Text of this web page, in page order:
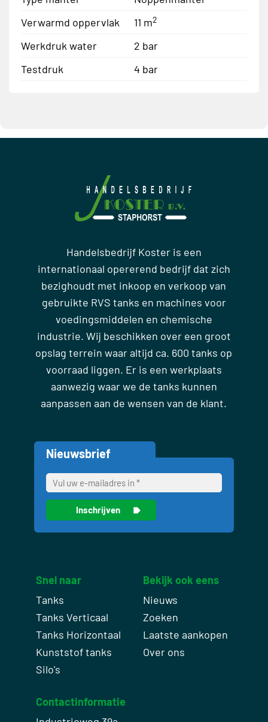
Verwarmd oppervlak
11 m2
Werkdruk water
2 bar
Testdruk
4 bar
Handelsbedrijf Koster is een
internationaal opererend bedrijf dat zich
bezighoudt met inkoop en verkoop van
gebruikte RVS tanks en machines voor
voedingsmiddelen en chemische
industrie. Wij beschikken over een groot
opslag terrein waar altijd ca. 600 tanks op
voorraad liggen. Er is een werkplaats
aanwezig waar we de tanks kunnen
aanpassen aan de wensen van de klant.
Nieuwsbrief
Snel naar
Tanks
Tanks Verticaal
Tanks Horizontaal
Kunststof tanks
Silo's
Bekijk ook eens
Nieuws
Zoeken
Laatste aankopen
Over ons
Contactinformatie